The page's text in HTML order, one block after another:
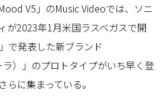
V5」のMusic Videoでは、ソニ
が2023年1月米国ラスベガスで開
で発表した新ブランド
ラ）」のプロトタイプがいち早く登
に集まっている。